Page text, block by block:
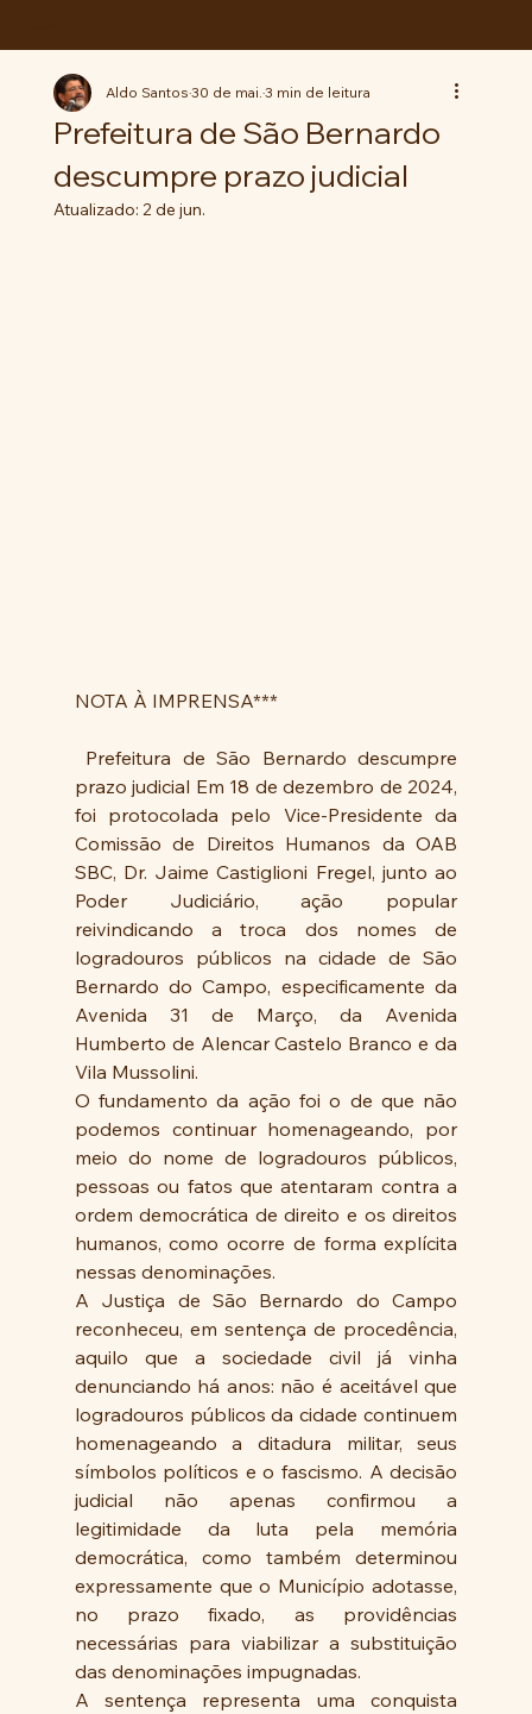
Prefeitura de São Bernardo
descumpre prazo judicial
Aldo Santos30 de mai.3 min de leitura
Atualizado: 2 de jun.
NOTA À IMPRENSA***
prazo judicial Em 18 de dezembro de 2024,
foi protocolada pelo Vice-Presidente da
Comissão de Direitos Humanos da OAB
SBC, Dr. Jaime Castiglioni Fregel, junto ao
Poder Judiciário, ação popular
reivindicando a troca dos nomes de
logradouros públicos na cidade de São
Bernardo do Campo, especificamente da
Avenida 31 de Março, da Avenida
Humberto de Alencar Castelo Branco e da
Vila Mussolini.
O fundamento da ação foi o de que não
podemos continuar homenageando, por
meio do nome de logradouros públicos,
pessoas ou fatos que atentaram contra a
ordem democrática de direito e os direitos
humanos, como ocorre de forma explícita
nessas denominações.
A Justiça de São Bernardo do Campo
reconheceu, em sentença de procedência,
aquilo que a sociedade civil já vinha
denunciando há anos: não é aceitável que
logradouros públicos da cidade continuem
homenageando a ditadura militar, seus
símbolos políticos e o fascismo. A decisão
judicial não apenas confirmou a
legitimidade da luta pela memória
democrática, como também determinou
expressamente que o Município adotasse,
no prazo fixado, as providências
necessárias para viabilizar a substituição
das denominações impugnadas.
A sentença representa uma conquista